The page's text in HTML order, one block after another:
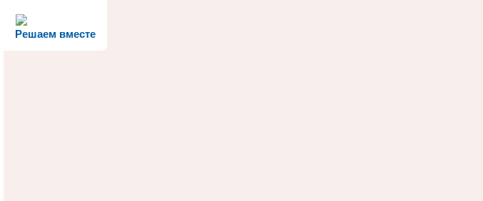
Решаем вместе